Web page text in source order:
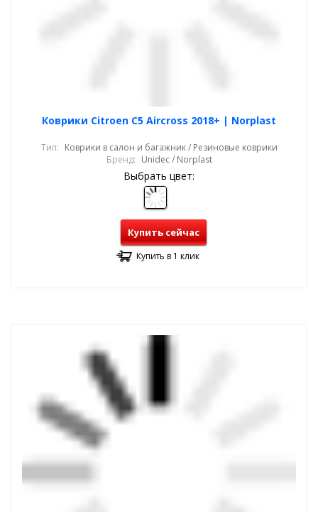
Коврики Citroen C5 Aircross 2018+ | Norplast
Тип: Коврики в салон и багажник / Резиновые коврики
Бренд: Unidec / Norplast
Выбрать цвет:
Купить сейчас
Купить в 1 клик